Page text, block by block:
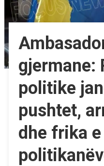
gjermane:
politike
pushtet,
dhe frika e